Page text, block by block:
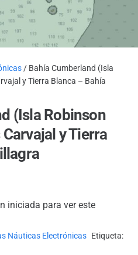
/ Bahía Cumberland (Isla
y Tierra Blanca – Bahía
(Isla Robinson
y Tierra
iniciada para ver este
Náuticas Electrónicas Etiqueta: